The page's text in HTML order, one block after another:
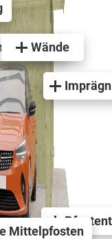
& Fenster
Wände
Mittelpfosten